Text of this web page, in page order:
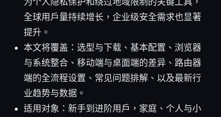
全球用户量持续增长，企业级安全需求也显著
提升。
本文将覆盖：选型与下载、基本配置、浏览器
与系统整合、移动端与桌面端的差异、路由器
端的全流程设置、常见问题排解、以及最新行
业趋势与数据。
适用对象：新手到进阶用户，家庭、个人与小